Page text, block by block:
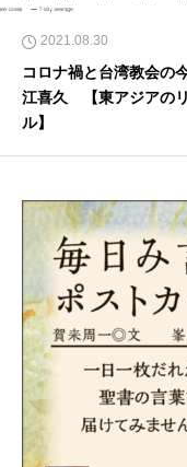
2021.08.30
コロナ禍と台湾教会
江喜久 【東アジアの
ル】